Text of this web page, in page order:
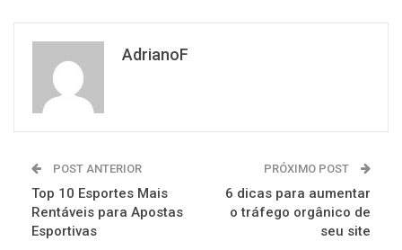
AdrianoF
POST ANTERIOR
Top 10 Esportes Mais
Rentáveis para Apostas
Esportivas
PRÓXIMO POST
6 dicas para aumentar
o tráfego orgânico de
seu site